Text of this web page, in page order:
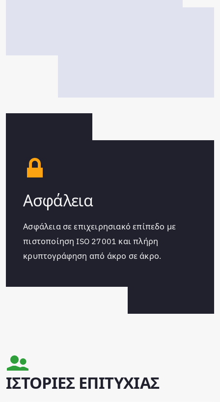
Ασφάλεια
Ασφάλεια σε επιχειρησιακό επίπεδο με
πιστοποίηση ISO 27001 και πλήρη
κρυπτογράφηση από άκρο σε άκρο.
ΙΣΤΟΡΙΕΣ ΕΠΙΤΥΧΙΑΣ